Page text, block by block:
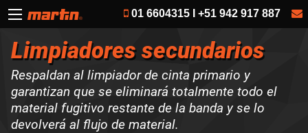
01 6604315 I +51 942 917 887
Limpiadores secundarios
Respaldan al limpiador de cinta primario y
garantizan que se eliminará totalmente todo el
material fugitivo restante de la banda y se lo
devolverá al flujo de material.